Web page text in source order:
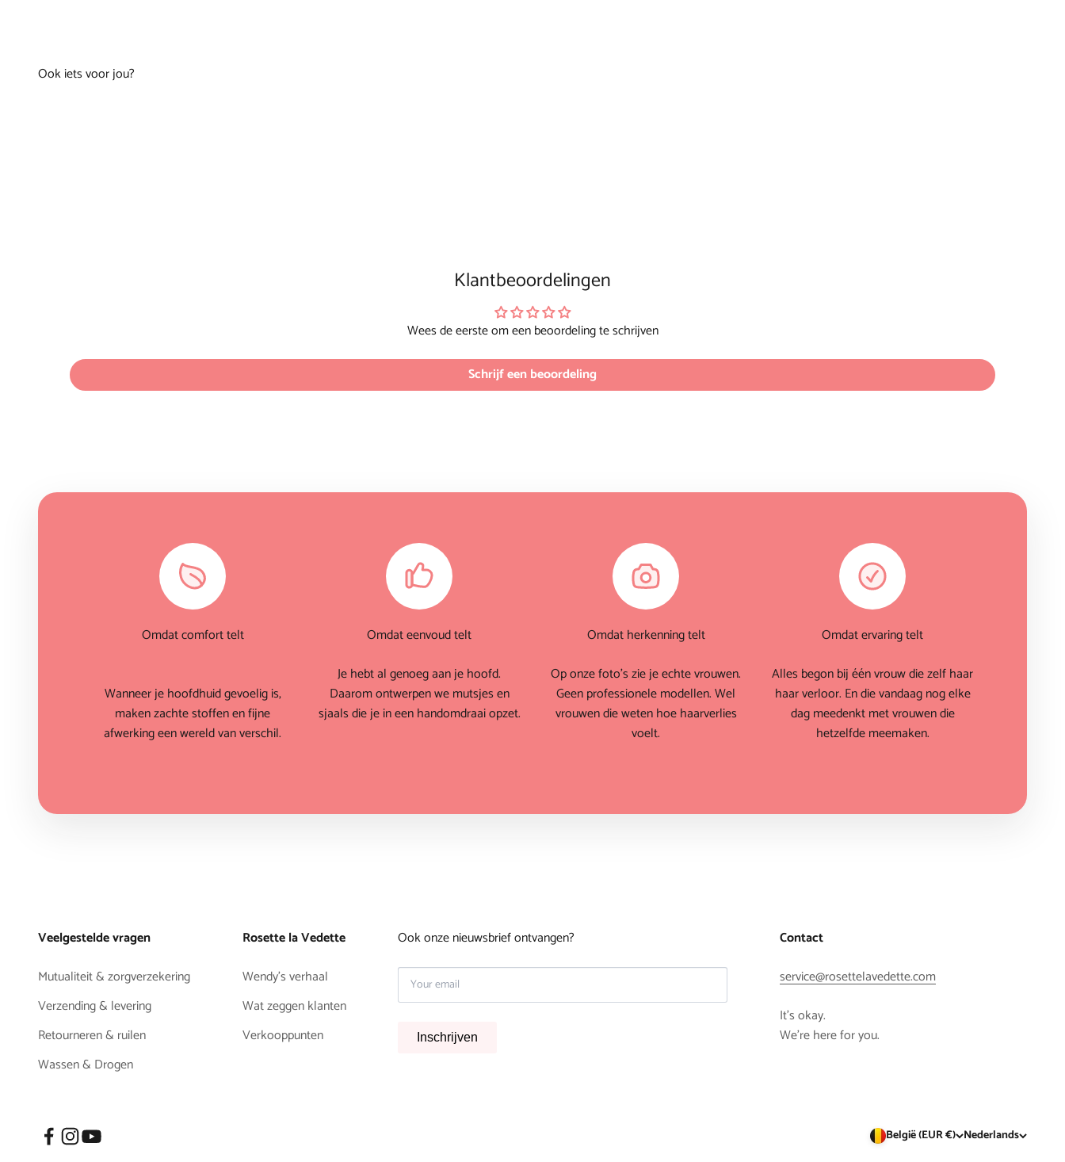
Klantbeoordelingen
Wees de eerste om een beoordeling te schrijven
Schrijf een beoordeling
Omdat comfort telt
Wanneer je hoofdhuid gevoelig is,
maken zachte stoffen en fijne
afwerking een wereld van verschil.
Omdat eenvoud telt
Je hebt al genoeg aan je hoofd.
Daarom ontwerpen we mutsjes en
sjaals die je in een handomdraai opzet.
Omdat herkenning telt
Op onze foto's zie je echte vrouwen.
Geen professionele modellen. Wel
vrouwen die weten hoe haarverlies
voelt.
Omdat ervaring telt
Alles begon bij één vrouw die zelf haar
haar verloor. En die vandaag nog elke
dag meedenkt met vrouwen die
hetzelfde meemaken.
Veelgestelde vragen
Mutualiteit & zorgverzekering
Verzending & levering
Retourneren & ruilen
Wassen & Drogen
Rosette la Vedette
Wendy's verhaal
Wat zeggen klanten
Verkooppunten
Ook onze nieuwsbrief ontvangen?
Inschrijven
Contact
service@rosettelavedette.com
It's okay.
We're here for you.
België (EUR €) Nederlands